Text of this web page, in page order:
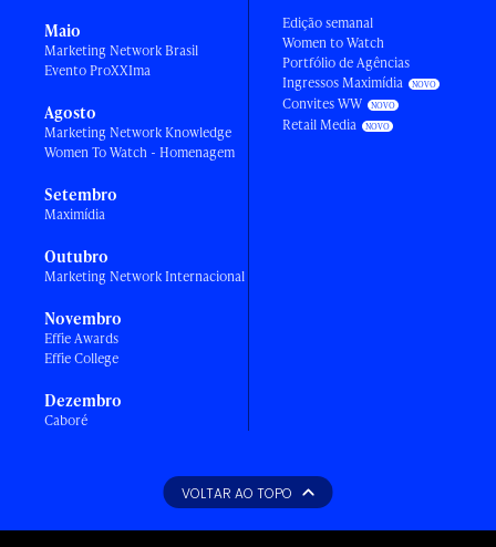
Maio
Marketing Network Brasil
Evento ProXXIma
Agosto
Marketing Network Knowledge
Women To Watch - Homenagem
Setembro
Maximídia
Outubro
Marketing Network Internacional
Novembro
Effie Awards
Effie College
Dezembro
Caboré
Edição semanal
Women to Watch
Portfólio de Agências
Ingressos Maximídia
Convites WW
Retail Media
VOLTAR AO TOPO